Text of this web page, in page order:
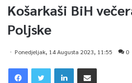
Košarkaši BiH
Poljske
Ponedjeljak, 14 Augusta 2023, 11:55 0